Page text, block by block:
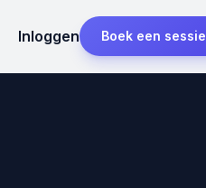
Inloggen Boek een sessie